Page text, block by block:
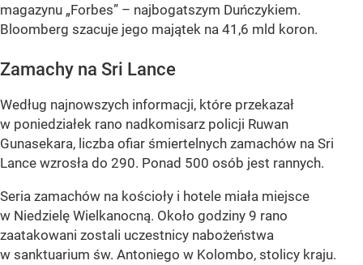
magazynu „Forbes” – najbogatszym Duńczykiem.
Bloomberg szacuje jego majątek na 41,6 mld koron.
Zamachy na Sri Lance
Według najnowszych informacji, które przekazał
w poniedziałek rano nadkomisarz policji Ruwan
Gunasekara, liczba ofiar śmiertelnych zamachów na Sri
Lance wzrosła do 290. Ponad 500 osób jest rannych.
Seria zamachów na kościoły i hotele miała miejsce
w Niedzielę Wielkanocną. Około godziny 9 rano
zaatakowani zostali uczestnicy nabożeństwa
w sanktuarium św. Antoniego w Kolombo, stolicy kraju.